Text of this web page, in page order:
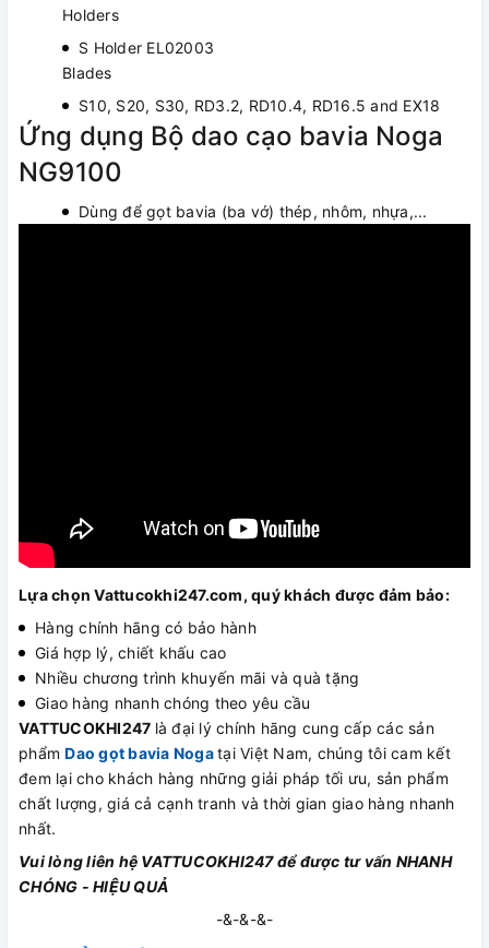
Holders
S Holder EL02003
Blades
S10, S20, S30, RD3.2, RD10.4, RD16.5 and EX18
Ứng dụng Bộ dao cạo bavia Noga
NG9100
Dùng để gọt bavia (ba vớ) thép, nhôm, nhựa,...
Lựa chọn Vattucokhi247.com, quý khách được đảm bảo:
Hàng chính hãng có bảo hành
Giá hợp lý, chiết khấu cao
Nhiều chương trình khuyến mãi và quà tặng
Giao hàng nhanh chóng theo yêu cầu
VATTUCOKHI247 là đại lý chính hãng cung cấp các sản
phẩmDao gọt bavia Nogatại Việt Nam, chúng tôi cam kết
đem lại cho khách hàng những giải pháp tối ưu, sản phẩm
chất lượng, giá cả cạnh tranh và thời gian giao hàng nhanh
nhất.
Vui lòng liên hệ VATTUCOKHI247 để được tư vấn NHANH
CHÓNG - HIỆU QUẢ
-&-&-&-